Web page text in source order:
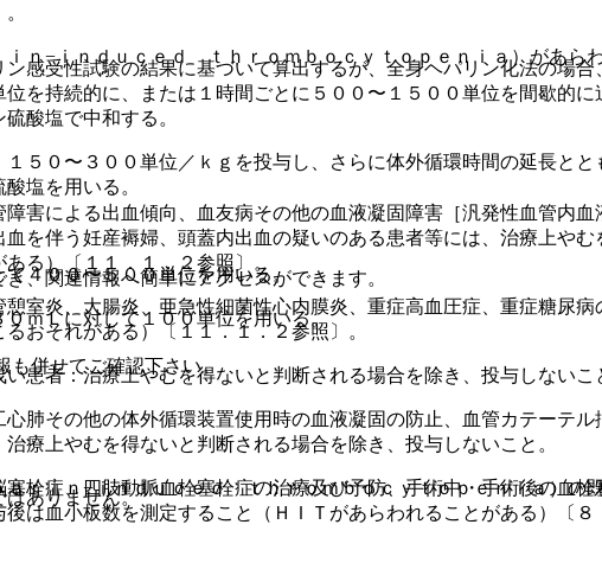
ｎ−ｉｎｄｕｃｅｄ ｔｈｒｏｍｂｏｃｙｔｏｐｅｎｉａ）があら
害による出血傾向、血友病その他の血液凝固障害［汎発性血管内
を伴う妊産褥婦、頭蓋内出血の疑いのある患者等には、治療上や
る）〔１１．１．２参照〕。
室炎、大腸炎、亜急性細菌性心内膜炎、重症高血圧症、重症糖尿
おそれがある）〔１１．１．２参照〕。
患者：治療上やむを得ないと判断される場合を除き、投与しない
上やむを得ないと判断される場合を除き、投与しないこと。
ｒｉｎ−ｉｎｄｕｃｅｄ ｔｈｒｏｍｂｏｃｙｔｏｐｅｎｉａ）の
は血小板数を測定すること（ＨＩＴがあらわれることがある）〔８
感受性試験の結果に基づいて算出するが、全身ヘパリン化法の場
を持続的に、または１時間ごとに５００〜１５００単位を間歇的
酸塩で中和する。
５０〜３００単位／ｋｇを投与し、さらに体外循環時間の延長と
塩を用いる。
４００〜５００単位を用いる。
ｍＬに対して１００単位を用いる。
肺その他の体外循環装置使用時の血液凝固の防止、血管カテーテ
栓症、四肢動脈血栓塞栓症の治療及び予防、手術中・手術後の血栓
、関連情報へ簡単にアクセスができます。
併せてご確認下さい。
ありません。